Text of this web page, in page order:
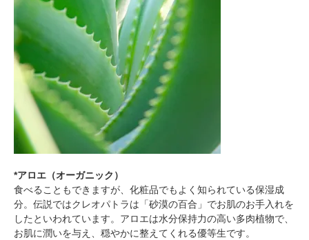
*アロエ（オーガニック）
食べることもできますが、化粧品でもよく知られている保湿成
分。伝説ではクレオパトラは「砂漠の百合」でお肌のお手入れを
したといわれています。アロエは水分保持力の高い多肉植物で、
お肌に潤いを与え、穏やかに整えてくれる優等生です。